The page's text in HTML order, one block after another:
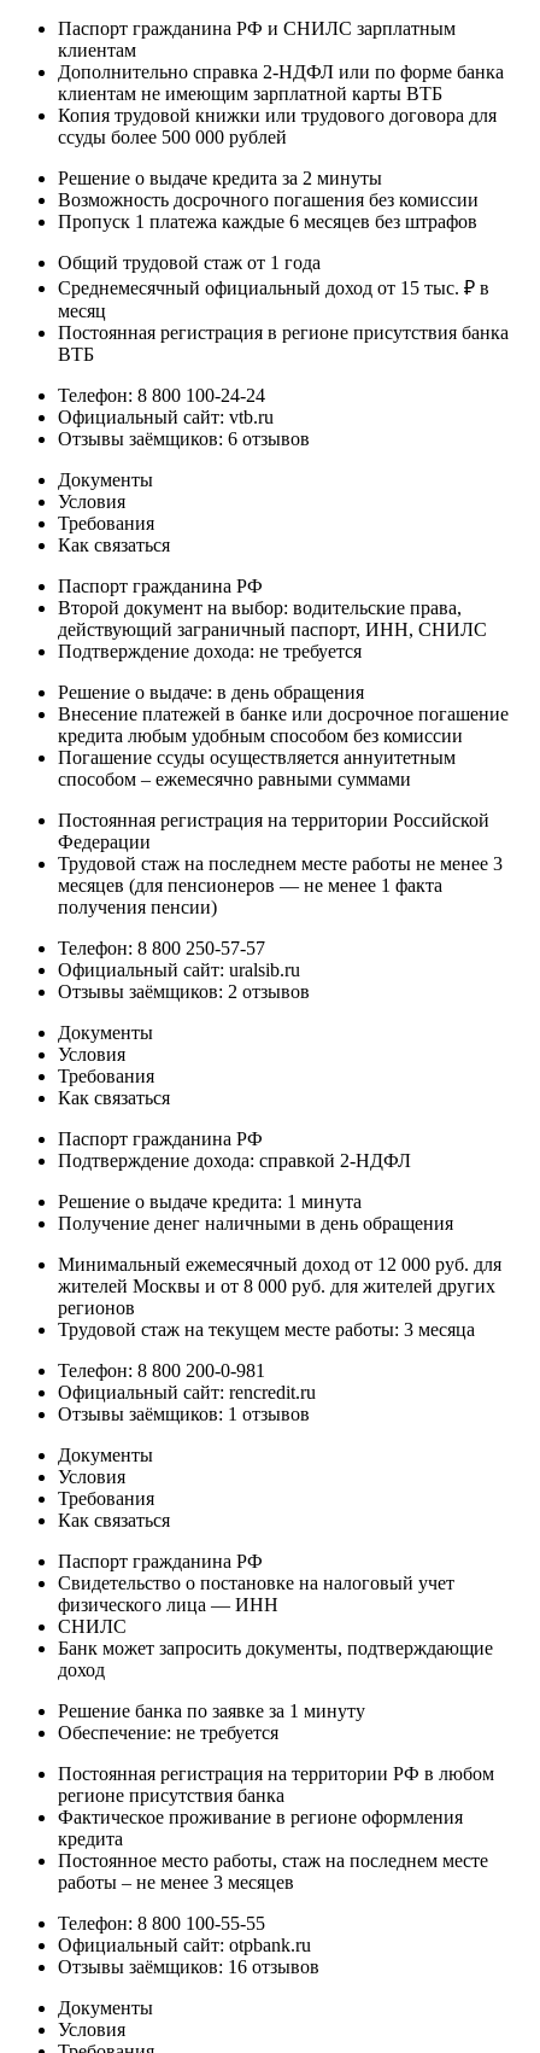
Паспорт гражданина РФ и СНИЛС зарплатным
клиентам
Дополнительно справка 2-НДФЛ или по форме банка
клиентам не имеющим зарплатной карты ВТБ
Копия трудовой книжки или трудового договора для
ссуды более 500 000 рублей
Решение о выдаче кредита за 2 минуты
Возможность досрочного погашения без комиссии
Пропуск 1 платежа каждые 6 месяцев без штрафов
Общий трудовой стаж от 1 года
Среднемесячный официальный доход от 15 тыс. ₽ в
месяц
Постоянная регистрация в регионе присутствия банка
ВТБ
Телефон: 8 800 100-24-24
Официальный сайт: vtb.ru
Отзывы заёмщиков: 6 отзывов
Документы
Условия
Требования
Как связаться
Паспорт гражданина РФ
Второй документ на выбор: водительские права,
действующий заграничный паспорт, ИНН, СНИЛС
Подтверждение дохода: не требуется
Решение о выдаче: в день обращения
Внесение платежей в банке или досрочное погашение
кредита любым удобным способом без комиссии
Погашение ссуды осуществляется аннуитетным
способом – ежемесячно равными суммами
Постоянная регистрация на территории Российской
Федерации
Трудовой стаж на последнем месте работы не менее 3
месяцев (для пенсионеров — не менее 1 факта
получения пенсии)
Телефон: 8 800 250-57-57
Официальный сайт: uralsib.ru
Отзывы заёмщиков: 2 отзывов
Документы
Условия
Требования
Как связаться
Паспорт гражданина РФ
Подтверждение дохода: справкой 2-НДФЛ
Решение о выдаче кредита: 1 минута
Получение денег наличными в день обращения
Минимальный ежемесячный доход от 12 000 руб. для
жителей Москвы и от 8 000 руб. для жителей других
регионов
Трудовой стаж на текущем месте работы: 3 месяца
Телефон: 8 800 200-0-981
Официальный сайт: rencredit.ru
Отзывы заёмщиков: 1 отзывов
Документы
Условия
Требования
Как связаться
Паспорт гражданина РФ
Свидетельство о постановке на налоговый учет
физического лица — ИНН
СНИЛС
Банк может запросить документы, подтверждающие
доход
Решение банка по заявке за 1 минуту
Обеспечение: не требуется
Постоянная регистрация на территории РФ в любом
регионе присутствия банка
Фактическое проживание в регионе оформления
кредита
Постоянное место работы, стаж на последнем месте
работы – не менее 3 месяцев
Телефон: 8 800 100-55-55
Официальный сайт: otpbank.ru
Отзывы заёмщиков: 16 отзывов
Документы
Условия